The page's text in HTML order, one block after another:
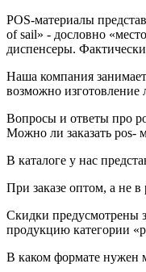
POS-материалы
of sail» - дословно
диспенсеры.
Наша компания
возможно
Вопросы и ответы про
Можно ли заказать pos-
В каталоге у нас
При заказе оптом, а не в
Скидки предусмотрены
продукцию категории
В каком формате нужен